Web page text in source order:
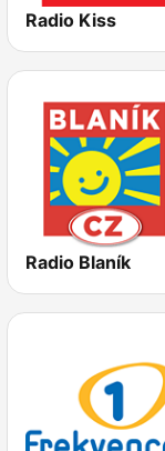
Radio Kiss
Radio Blaník